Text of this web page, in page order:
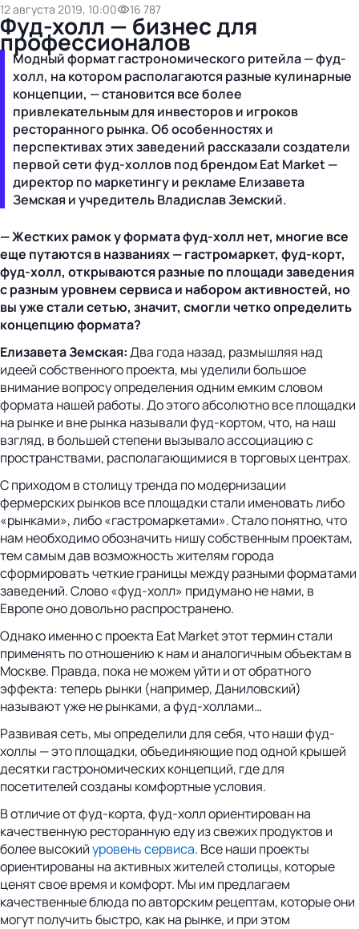
12 августа 2019, 10:00 16 787
Фуд-холл — бизнес для
профессионалов
Модный формат гастрономического ритейла — фуд-
холл, на котором располагаются разные кулинарные
концепции, — становится все более
привлекательным для инвесторов и игроков
ресторанного рынка. Об особенностях и
перспективах этих заведений рассказали создатели
первой сети фуд-холлов под брендом Eat Market —
директор по маркетингу и рекламе Елизавета
Земская и учредитель Владислав Земский.
— Жестких рамок у формата фуд-холл нет, многие все
еще путаются в названиях — гастромаркет, фуд-корт,
фуд-холл, открываются разные по площади заведения
с разным уровнем сервиса и набором активностей, но
вы уже стали сетью, значит, смогли четко определить
концепцию формата?
Елизавета Земская:Два года назад, размышляя над
идеей собственного проекта, мы уделили большое
внимание вопросу определения одним емким словом
формата нашей работы. До этого абсолютно все площадки
на рынке и вне рынка называли фуд-кортом, что, на наш
взгляд, в большей степени вызывало ассоциацию с
пространствами, располагающимися в торговых центрах.
С приходом в столицу тренда по модернизации
фермерских рынков все площадки стали именовать либо
«рынками», либо «гастромаркетами». Стало понятно, что
нам необходимо обозначить нишу собственным проектам,
тем самым дав возможность жителям города
сформировать четкие границы между разными форматами
заведений. Слово «фуд-холл» придумано не нами, в
Европе оно довольно распространено.
Однако именно с проекта Eat Market этот термин стали
применять по отношению к нам и аналогичным объектам в
Москве. Правда, пока не можем уйти и от обратного
эффекта: теперь рынки (например, Даниловский)
называют уже не рынками, а фуд-холлами…
Развивая сеть, мы определили для себя, что наши фуд-
холлы — это площадки, объединяющие под одной крышей
десятки гастрономических концепций, где для
посетителей созданы комфортные условия.
В отличие от фуд-корта, фуд-холл ориентирован на
качественную ресторанную еду из свежих продуктов и
более высокийуровень сервиса. Все наши проекты
ориентированы на активных жителей столицы, которые
ценят свое время и комфорт. Мы им предлагаем
качественные блюда по авторским рецептам, которые они
могут получить быстро, как на рынке, и при этом